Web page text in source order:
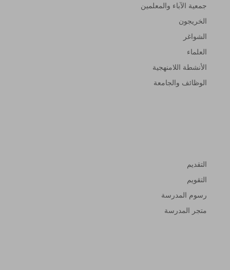
جمعية الآباء والمعلمين
الخريجون
الشواغر
العلماء
الأنشطة اللامنهجية
الوظائف والجامعة
التقديم
التقويم
رسوم المدرسة
متجر المدرسة